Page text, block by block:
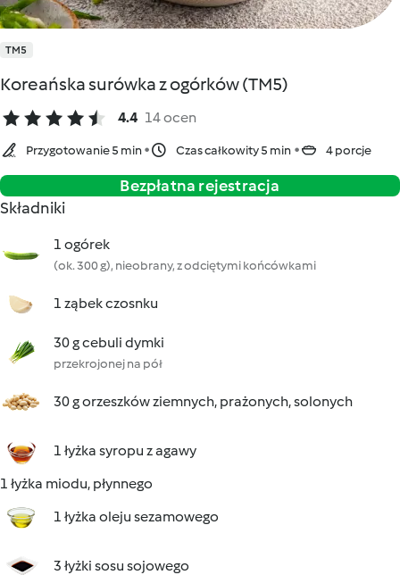
TM5
Koreańska surówka z ogórków (TM5)
4.4 14 ocen
Przygotowanie 5 min Czas całkowity 5 min 4 porcje
Bezpłatna rejestracja
Składniki
1 ogórek
(ok. 300 g), nieobrany, z odciętymi końcówkami
1 ząbek czosnku
30 g cebuli dymki
przekrojonej na pół
30 g orzeszków ziemnych, prażonych, solonych
1 łyżka syropu z agawy
1 łyżka miodu, płynnego
1 łyżka oleju sezamowego
3 łyżki sosu sojowego